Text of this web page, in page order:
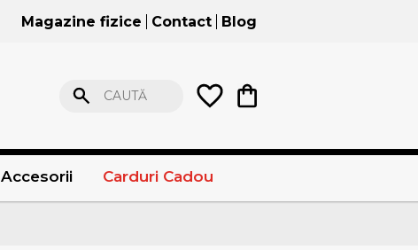
Magazine fizice Contact Blog
CAUTĂ
Accesorii Carduri Cadou